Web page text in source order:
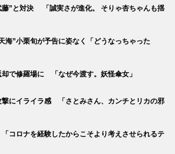
藤”と対決 「誠実さが進化。 そりゃ杏ちゃんも揺
”小栗旬が予告に姿なく「どうなっちゃった
で修羅場に 「なぜ今渡す。妖怪傘女」
にイライラ感 「さとみさん、カンチとリカの邪
コロナを経験したからこそより考えさせられるテ